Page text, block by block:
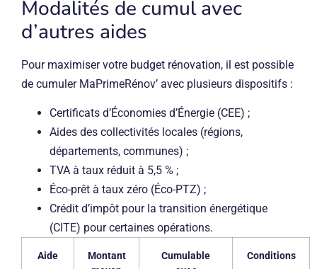
Modalités de cumul avec
d’autres aides
Pour maximiser votre budget rénovation, il est possible
de cumuler MaPrimeRénov’ avec plusieurs dispositifs :
Certificats d’Économies d’Énergie (CEE) ;
Aides des collectivités locales (régions,
départements, communes) ;
TVA à taux réduit à 5,5 % ;
Éco-prêt à taux zéro (Éco-PTZ) ;
Crédit d’impôt pour la transition énergétique
(CITE) pour certaines opérations.
Aide
Montant
Cumulable
Conditions